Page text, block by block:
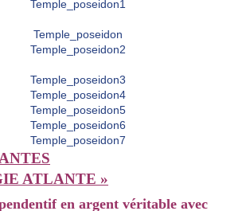
ATLANTE »
en argent véritable avec